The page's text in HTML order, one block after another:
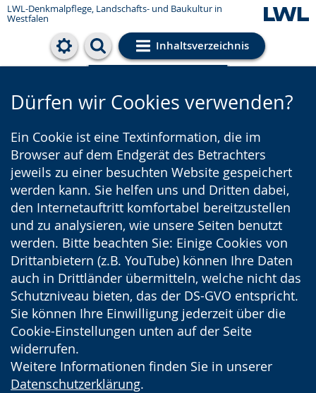
LWL-Denkmalpflege, Landschafts- und Baukultur in
Westfalen
Inhaltsverzeichnis
Cookie-Einstellungen
Dürfen wir Cookies verwenden?
Ein Cookie ist eine Textinformation, die im
Browser auf dem Endgerät des Betrachters
jeweils zu einer besuchten Website gespeichert
werden kann. Sie helfen uns und Dritten dabei,
den Internetauftritt komfortabel bereitzustellen
und zu analysieren, wie unsere Seiten benutzt
werden. Bitte beachten Sie: Einige Cookies von
Drittanbietern (z.B. YouTube) können Ihre Daten
auch in Drittländer übermitteln, welche nicht das
Schutzniveau bieten, das der DS-GVO entspricht.
Sie können Ihre Einwilligung jederzeit über die
Cookie-Einstellungen unten auf der Seite
widerrufen.
Weitere Informationen finden Sie in unserer
Datenschutzerklärung.